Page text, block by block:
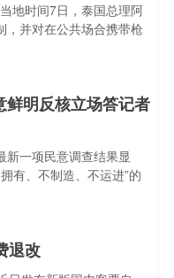
地时间7日，泰国总理阿
，并对在公共场合携带枪
明反核立场答记者
新一项民意调查结果显
有、不制造、不运进”的
退改